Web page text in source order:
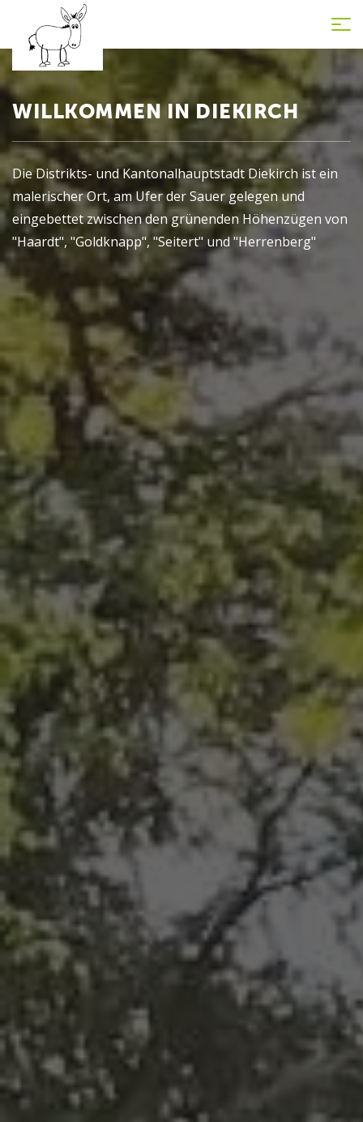
WILLKOMMEN IN DIEKIRCH
Die Distrikts- und Kantonalhauptstadt Diekirch ist ein
malerischer Ort, am Ufer der Sauer gelegen und
eingebettet zwischen den grünenden Höhenzügen von
"Haardt", "Goldknapp", "Seitert" und "Herrenberg"